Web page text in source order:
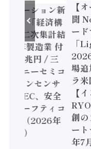
トメーション新
】「経済構
調査二次集計結
年製造業 付
額86兆円 / 三
とソニーセミコ
ジョンセンサ
/ IDEC、安全
すセーフティコ
ーラ（2026年
発行）
【
聞
ー
「
場追
ラ
【
創
ー
年7